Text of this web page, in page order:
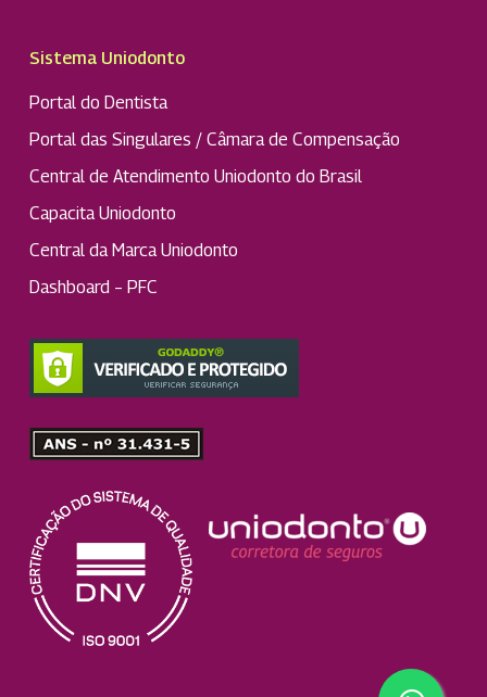
Sistema Uniodonto
Portal do Dentista
Portal das Singulares / Câmara de Compensação
Central de Atendimento Uniodonto do Brasil
Capacita Uniodonto
Central da Marca Uniodonto
Dashboard – PFC